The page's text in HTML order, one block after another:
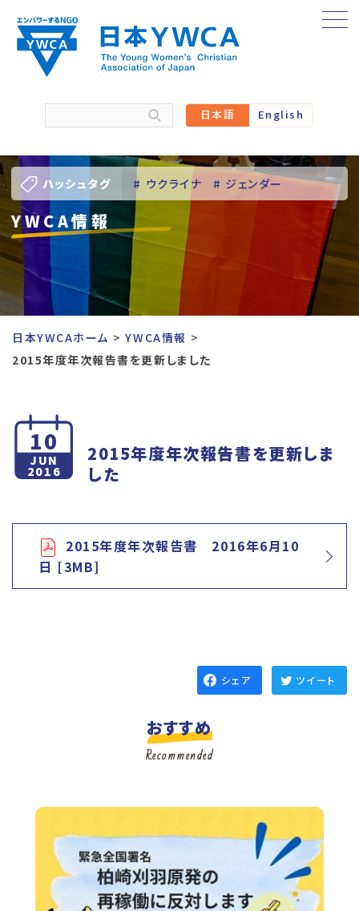
content
日本語 English
ハッシュタグ # ウクライナ # ジェンダー
# バーチャル訪問
# 人権 # 国際協力
# 地域YWCA
# 東日本大震災被災者支援
# 若い女性のリーダーシップ
YWCA情報
日本YWCAホーム
YWCA情報
2015年度年次報告書を更新しました
10
JUN
2016
2015年度年次報告書を更新しま
した
2015年度年次報告書 2016年6月10
日 [3MB]
シェア ツイート
おすすめ
Recommended